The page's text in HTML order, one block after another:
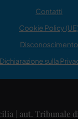
Contatti
Cookie Policy
Disconoscimento
Dichiarazione sulla
| aut. Tribunale di